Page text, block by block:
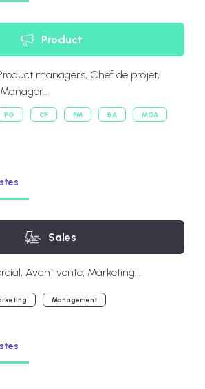
Product
managers, Chef de projet,
PO CP PM BA MOA
Sales
Avant vente, Marketing...
Management